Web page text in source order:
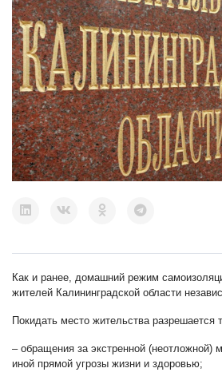
Как и ранее, домашний режим
жителей Калининградской области
Покидать место жительства разрешается
– обращения за экстренной (неотложной)
иной прямой угрозы жизни и здоровью;